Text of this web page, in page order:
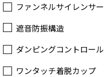
ファンネルサイレンサー
遮音防振構造
ダンピングコントロール
ワンタッチ着脱カップ